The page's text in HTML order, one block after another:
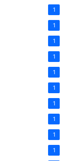
1
1
1
1
1
1
1
1
1
1